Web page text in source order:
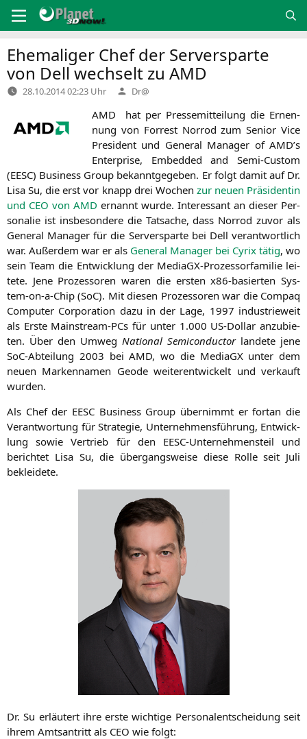
Inhalt
springen
Ehemaliger Chef der Serversparte
von Dell wechselt zu AMD
28.10.2014 02:23 Uhr Verfasst
von
Dr@
AMD hat per Pres­se­mit­tei­lung die Ernen­
nung von For­rest Nor­rod zum Seni­or Vice
Pre­si­dent und Gene­ral Mana­ger of AMD’s
Enter­pri­se, Embedded and Semi-Cus­tom
(EESC) Busi­ness Group bekannt­ge­ge­ben. Er folgt damit auf Dr.
Lisa Su, die erst vor knapp drei Wochen zur neu­en Prä­si­den­tin
und CEO von AMD ernannt wur­de. Inter­es­sant an die­ser Per­
so­na­lie ist ins­be­son­de­re die Tat­sa­che, dass Nor­rod zuvor als
Gene­ral Mana­ger für die Ser­ver­spar­te bei Dell ver­ant­wort­lich
war. Außer­dem war er als Gene­ral Mana­ger bei Cyrix tätig, wo
sein Team die Ent­wick­lung der Media­GX-Pro­zes­sor­fa­mi­lie lei­
te­te. Jene Pro­zes­so­ren waren die ers­ten x86-basier­ten Sys­
tem-on-a-Chip (SoC). Mit die­sen Pro­zes­so­ren war die Com­paq
Com­pu­ter Cor­po­ra­ti­on dazu in der Lage, 1997 indus­trie­weit
als Ers­te Main­stream-PCs für unter 1.000 US-Dol­lar anzu­bie­
ten. Über den Umweg Natio­nal Semi­con­duc­torlan­de­te jene
SoC-Abtei­lung 2003 beiAMD, wo die Media­GX unter dem
neu­en Mar­ken­na­men Geo­de wei­ter­ent­wi­ckelt und ver­kauft
wurden.
Als Chef der EESC Busi­ness Group über­nimmt er fort­an die
Ver­ant­wor­tung für Stra­te­gie, Unter­neh­mens­füh­rung, Ent­wick­
lung sowie Ver­trieb für den EESC-Unter­neh­mens­teil und
berich­tet Lisa Su, die über­gangs­wei­se die­se Rol­le seit Juli
bekleidete.
Dr. Su erläu­tert ihre ers­te wich­ti­ge Per­so­nal­ent­schei­dung seit
ihrem Amts­an­tritt als CEO wie folgt: